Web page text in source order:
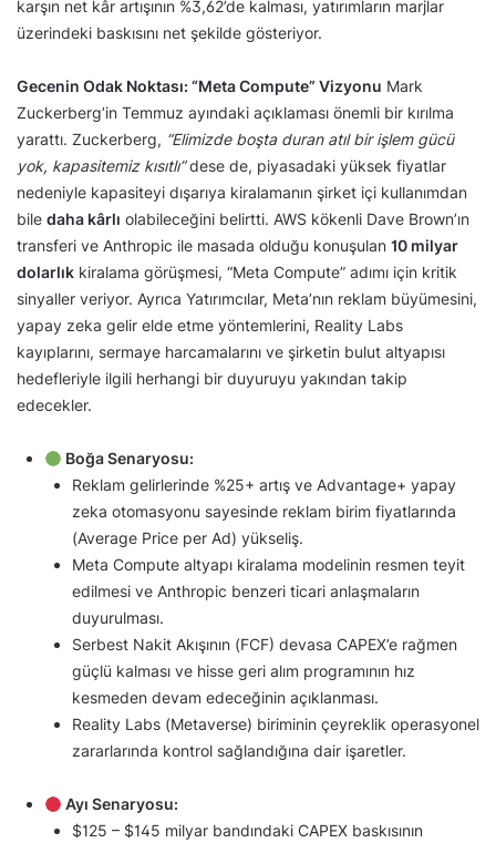
karşın net kâr artışının %3,62’de kalması, yatırımların marjlar
üzerindeki baskısını net şekilde gösteriyor.
Gecenin Odak Noktası: “Meta Compute” Vizyonu Mark
Zuckerberg’in Temmuz ayındaki açıklaması önemli bir kırılma
yarattı. Zuckerberg, “Elimizde boşta duran atıl bir işlem gücü
yok, kapasitemiz kısıtlı”dese de, piyasadaki yüksek fiyatlar
nedeniyle kapasiteyi dışarıya kiralamanın şirket içi kullanımdan
bile daha kârlı olabileceğini belirtti. AWS kökenli Dave Brown’ın
transferi ve Anthropic ile masada olduğu konuşulan 10 milyar
dolarlık kiralama görüşmesi, “Meta Compute” adımı için kritik
sinyaller veriyor. Ayrıca Yatırımcılar, Meta’nın reklam büyümesini,
yapay zeka gelir elde etme yöntemlerini, Reality Labs
kayıplarını, sermaye harcamalarını ve şirketin bulut altyapısı
hedefleriyle ilgili herhangi bir duyuruyu yakından takip
edecekler.
Boğa Senaryosu:
Reklam gelirlerinde %25+ artış ve Advantage+ yapay
zeka otomasyonu sayesinde reklam birim fiyatlarında
(Average Price per Ad) yükseliş.
Meta Compute altyapı kiralama modelinin resmen teyit
edilmesi ve Anthropic benzeri ticari anlaşmaların
duyurulması.
Serbest Nakit Akışının (FCF) devasa CAPEX’e rağmen
güçlü kalması ve hisse geri alım programının hız
kesmeden devam edeceğinin açıklanması.
Reality Labs (Metaverse) biriminin çeyreklik operasyonel
zararlarında kontrol sağlandığına dair işaretler.
Ayı Senaryosu:
$125 – $145 milyar bandındaki CAPEX baskısının